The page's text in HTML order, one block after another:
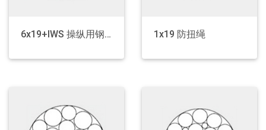
6x19+IWS 操纵用钢丝绳 1x19 防扭绳